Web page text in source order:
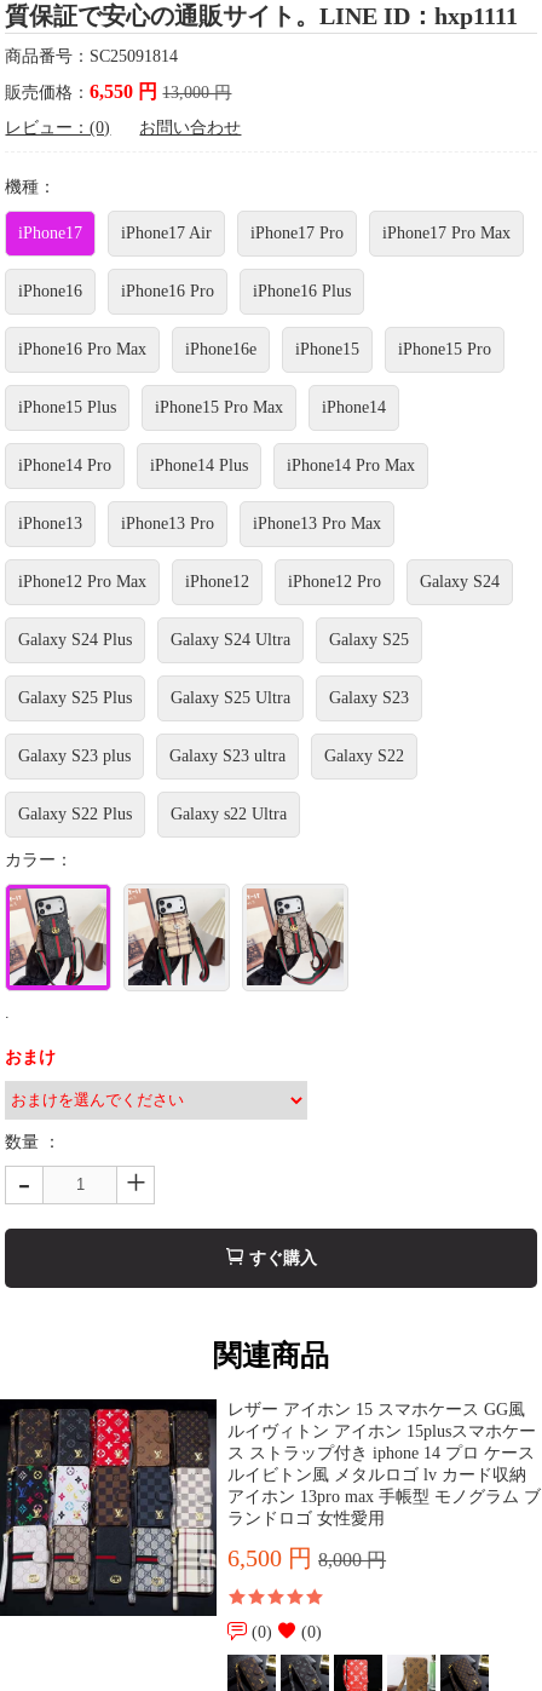
質保証で安心の通販サイト。LINE ID：hxp1111
商品番号：SC25091814
販売価格：6,550 円 13,000 円
レビュー：(0)
お問い合わせ
機種：
iPhone17 iPhone17 Air iPhone17 Pro iPhone17 Pro Max
iPhone16 iPhone16 Pro iPhone16 Plus
iPhone16 Pro Max iPhone16e iPhone15 iPhone15 Pro
iPhone15 Plus iPhone15 Pro Max iPhone14
iPhone14 Pro iPhone14 Plus iPhone14 Pro Max
iPhone13 iPhone13 Pro iPhone13 Pro Max
iPhone12 Pro Max iPhone12 iPhone12 Pro Galaxy S24
Galaxy S24 Plus Galaxy S24 Ultra Galaxy S25
Galaxy S25 Plus Galaxy S25 Ultra Galaxy S23
Galaxy S23 plus Galaxy S23 ultra Galaxy S22
Galaxy S22 Plus Galaxy s22 Ultra
カラー：
おまけ
数量 ：
- +
すぐ購入
関連商品
レザー アイホン 15 スマホケース GG風
ルイヴィトン アイホン 15plusスマホケー
ス ストラップ付き iphone 14 プロ ケース
ルイビトン風 メタルロゴ lv カード収納
アイホン 13pro max 手帳型 モノグラム ブ
ランドロゴ 女性愛用
6,500 円8,000 円
(0) (0)